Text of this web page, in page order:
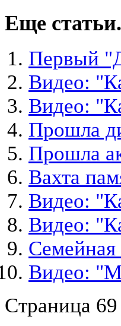
Еще
Первый
Видео:
Видео:
Прошла
Прошла
Вахта
Видео:
Видео:
Видео:
Страница